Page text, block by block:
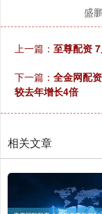
盛
上一篇： 至尊配资
下一篇： 全金网配
较去年增长4倍
相关文章